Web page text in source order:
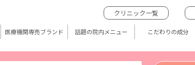
クリニック一覧
医療機関専売ブランド 話題の院内メニュー こだわりの成分